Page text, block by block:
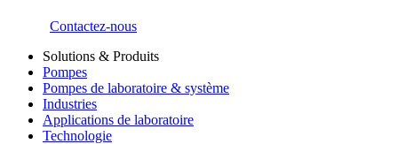
Contactez-nous
Solutions & Produits
Pompes
Pompes de laboratoire & système
Industries
Applications de laboratoire
Technologie